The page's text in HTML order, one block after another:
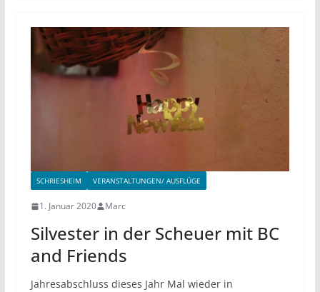
SCHRIESHEIM VERANSTALTUNGEN/ AUSFLÜGE
1. Januar 2020 Marc
Silvester in der Scheuer mit BC
and Friends
Jahresabschluss dieses Jahr Mal wieder in